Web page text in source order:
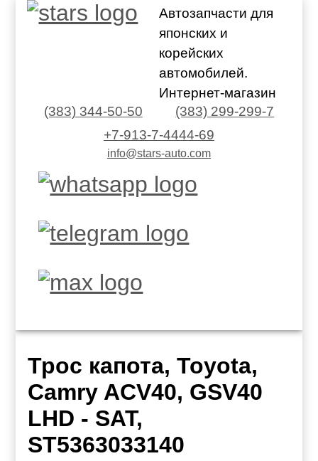
Автозапчасти для
японских и
корейских
автомобилей.
Интернет-магазин
(383) 344-50-50
(383) 299-299-7
+7-913-7-4444-69
info@stars-auto.com
Трос капота, Toyota,
Camry ACV40, GSV40
LHD - SAT,
ST5363033140